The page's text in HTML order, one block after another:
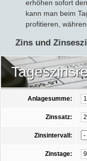
erhöhen sofort
kann man beim
profitieren,
Zins und
Anlagesumme:
Zinssatz:
Zinsintervall:
Zinstage: